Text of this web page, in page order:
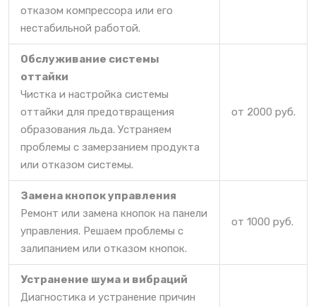
отказом компрессора или его
нестабильной работой.
Обслуживание системы
оттайки
Чистка и настройка системы
оттайки для предотвращения
образования льда. Устраняем
проблемы с замерзанием продукта
или отказом системы.
от 2000 руб.
Замена кнопок управления
Ремонт или замена кнопок на панели
управления. Решаем проблемы с
залипанием или отказом кнопок.
от 1000 руб.
Устранение шума и вибраций
Диагностика и устранение причин